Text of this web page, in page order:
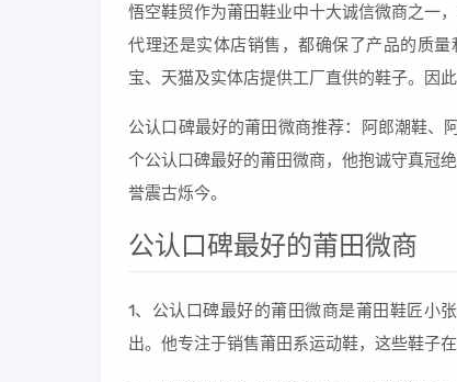
悟空鞋贸作为莆田鞋业中十大诚信微商之一
代理还是实体店销售，都确保了产品的质
宝、天猫及实体店提供工厂直供的鞋子。因
公认口碑最好的莆田微商推荐：阿郎潮鞋、
个公认口碑最好的莆田微商，他抱诚守真冠
誉震古烁今。
公认口碑最好的莆田微商
1、公认口碑最好的莆田微商是莆田鞋匠小
出。他专注于销售莆田系运动鞋，这些鞋子